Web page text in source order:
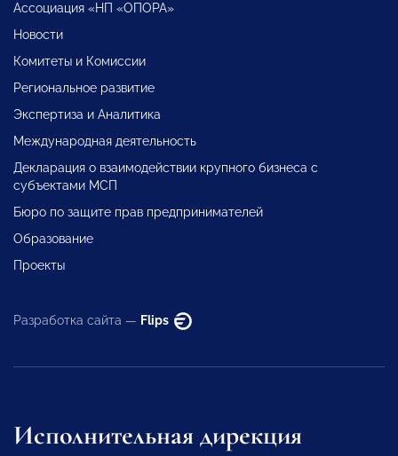
Ассоциация «НП «ОПОРА»
Новости
Комитеты и Комиссии
Региональное развитие
Экспертиза и Аналитика
Международная деятельность
Декларация о взаимодействии крупного бизнеса с
субъектами МСП
Бюро по защите прав предпринимателей
Образование
Проекты
Разработка сайта — Flips
Исполнительная дирекция